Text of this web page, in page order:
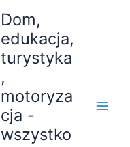
Dom,
edukacja,
turystyka
,
motoryza
cja -
wszystko